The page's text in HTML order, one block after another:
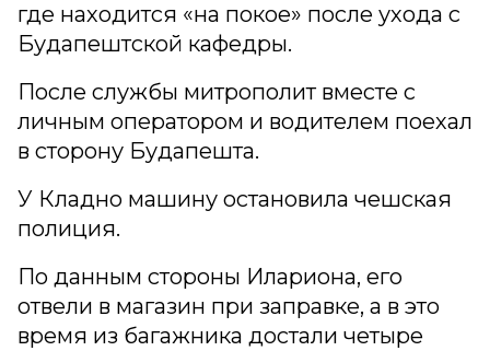
где находится «на покое» после ухода с
Будапештской кафедры.
После службы митрополит вместе с
личным оператором и водителем поехал
в сторону Будапешта.
У Кладно машину остановила чешская
полиция.
По данным стороны Илариона, его
отвели в магазин при заправке, а в это
время из багажника достали четыре